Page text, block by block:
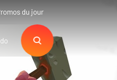
du jour